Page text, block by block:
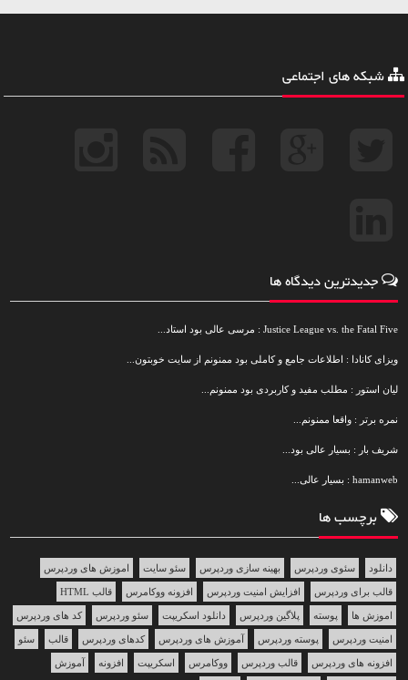
شبکه های اجتماعی
جدیدترین دیدگاه ها
Justice League vs. the Fatal Five : مرسی عالی بود استاد...
ویزای کانادا : اطلاعات جامع و کاملی بود ممنونم از سایت خوبتون...
لیان استور : مطلب مفید و کاربردی بود ممنونم...
نمره برتر : واقعا ممنونم...
شریف بار : بسیار عالی بود...
hamanweb : بسیار عالی...
برچسب ها
دانلود سئوی وردپرس بهینه سازی وردپرس سئو سایت اموزش های وردپرس
قالب برای وردپرس افزایش امنیت وردپرس افزونه ووکامرس قالب HTML
اموزش ها پوسته پلاگین وردپرس دانلود اسکریپت سئو وردپرس کد های وردپرس
امنیت وردپرس پوسته وردپرس آموزش های وردپرس کدهای وردپرس قالب سئو
افزونه های وردپرس قالب وردپرس ووکامرس اسکریپت افزونه آموزش